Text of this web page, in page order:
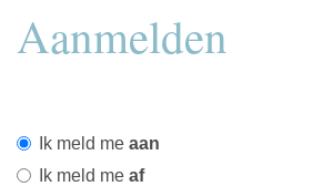
Aanmelden
Ik meld me aan
Ik meld me af